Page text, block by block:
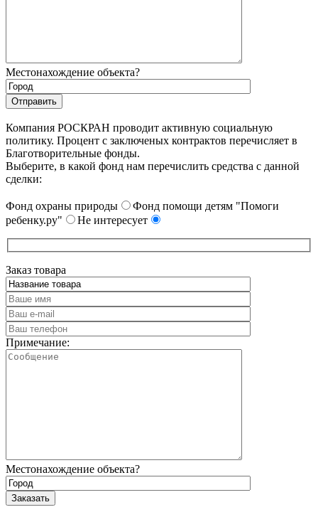
Местонахождение объекта?
Компания РОСКРАН проводит активную социальную
политику. Процент с заключеных контрактов перечисляет в
Благотворительные фонды.
Выберите, в какой фонд нам перечислить средства с данной
сделки:
Фонд охраны природы
Фонд помощи детям "Помоги
ребенку.ру"
Не интересует
Заказ товара
Примечание:
Местонахождение объекта?